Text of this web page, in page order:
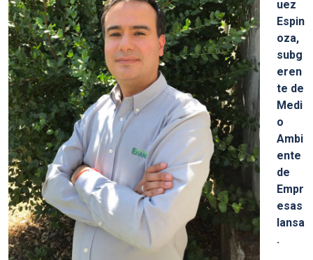
uez
Espin
oza,
subg
eren
te de
Medi
o
Ambi
ente
de
Empr
esas
Iansa
.